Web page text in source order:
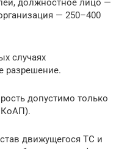
должностное лицо —
— 250–400
случаях
разрешение.
допустимо только
КоАП).
движущегося ТС и